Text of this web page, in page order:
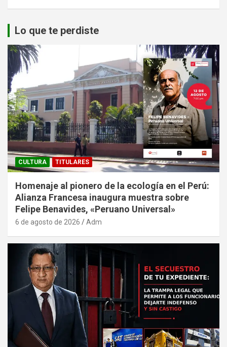
Lo que te perdiste
CULTURA TITULARES
Homenaje al pionero de la ecología en el Perú:
Alianza Francesa inaugura muestra sobre
Felipe Benavides, «Peruano Universal»
6 de agosto de 2026 Adm